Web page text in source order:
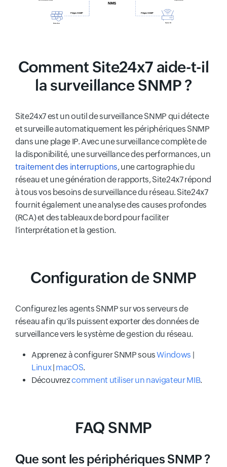
Comment Site24x7 aide-t-il
la surveillance SNMP ?
Site24x7 est un outil de surveillance SNMP qui détecte
et surveille automatiquement les périphériques SNMP
dans une plage IP. Avec une surveillance complète de
la disponibilité, une surveillance des performances, un
traitement des interruptions, une cartographie du
réseau et une génération de rapports, Site24x7 répond
à tous vos besoins de surveillance du réseau. Site24x7
fournit également une analyse des causes profondes
(RCA) et des tableaux de bord pour faciliter
l'interprétation et la gestion.
Configuration de SNMP
Configurez les agents SNMP sur vos serveurs de
réseau afin qu'ils puissent exporter des données de
surveillance vers le système de gestion du réseau.
Apprenez à configurer SNMP sousWindows |
Linux| macOS.
Découvrezcomment utiliser un navigateur MIB.
FAQ SNMP
Que sont les périphériques SNMP ?